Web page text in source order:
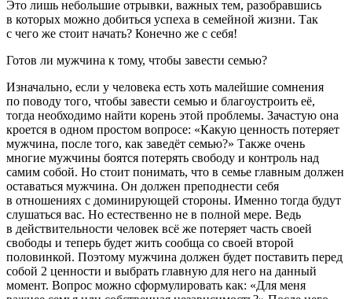
Это лишь небольшие отрывки, важных тем, разобравшись
в которых можно добиться успеха в семейной жизни. Так
с чего же стоит начать? Конечно же с себя!
Готов ли мужчина к тому, чтобы завести семью?
Изначально, если у человека есть хоть малейшие сомнения
по поводу того, чтобы завести семью и благоустроить её,
тогда необходимо найти корень этой проблемы. Зачастую она
кроется в одном простом вопросе: «Какую ценность потеряет
мужчина, после того, как заведёт семью?» Также очень
многие мужчины боятся потерять свободу и контроль над
самим собой. Но стоит понимать, что в семье главным должен
оставаться мужчина. Он должен преподнести себя
в отношениях с доминирующей стороны. Именно тогда будут
слушаться вас. Но естественно не в полной мере. Ведь
в действительности человек всё же потеряет часть своей
свободы и теперь будет жить сообща со своей второй
половинкой. Поэтому мужчина должен будет поставить перед
собой 2 ценности и выбрать главную для него на данный
момент. Вопрос можно сформулировать как: «Для меня